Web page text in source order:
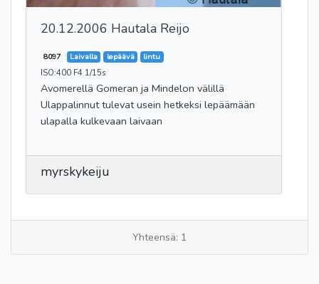
20.12.2006 Hautala Reijo
8097 Laivalla lepäävä lintu
ISO:400 F4 1/15s
Avomerellä Gomeran ja Mindelon välillä
Ulappalinnut tulevat usein hetkeksi lepäämään
ulapalla kulkevaan laivaan
myrskykeiju
Yhteensä: 1